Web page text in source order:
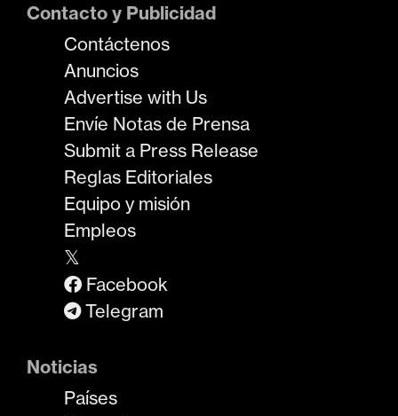
Contacto y Publicidad
Contáctenos
Anuncios
Advertise with Us
Envíe Notas de Prensa
Submit a Press Release
Reglas Editoriales
Equipo y misión
Empleos
𝕏
Facebook
Telegram
Noticias
Países